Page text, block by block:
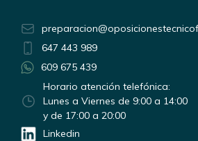
647 443 989
609 675 439
Horario atención telefónica:
Lunes a Viernes de 9:00 a 14:00
y de 17:00 a 20:00
Linkedin